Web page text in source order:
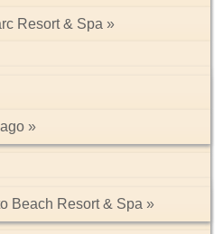
Resort & Spa
Beach Resort & Spa